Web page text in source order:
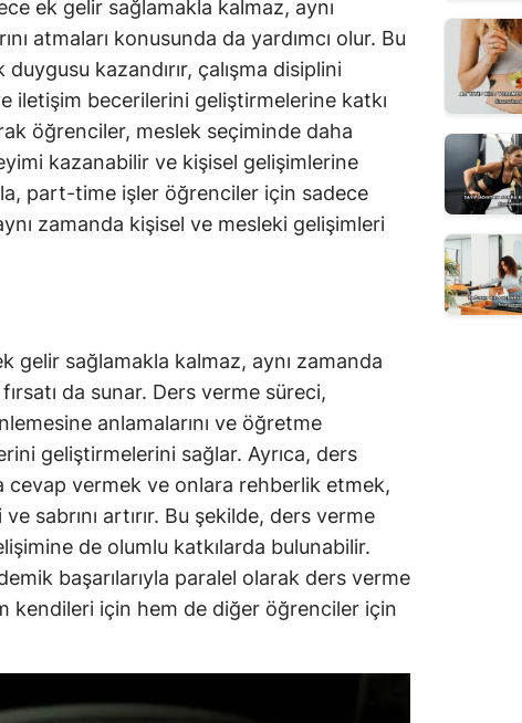
ek gelir sağlamakla kalmaz, aynı
atmaları konusunda da yardımcı olur. Bu
kazandırır, çalışma disiplini
iletişim becerilerini geliştirmelerine katkı
öğrenciler, meslek seçiminde daha
kazanabilir ve kişisel gelişimlerine
part-time işler öğrenciler için sadece
zamanda kişisel ve mesleki gelişimleri
gelir sağlamakla kalmaz, aynı zamanda
da sunar. Ders verme süreci,
anlamalarını ve öğretme
geliştirmelerini sağlar. Ayrıca, ders
cevap vermek ve onlara rehberlik etmek,
sabrını artırır. Bu şekilde, ders verme
de olumlu katkılarda bulunabilir.
başarılarıyla paralel olarak ders verme
kendileri için hem de diğer öğrenciler için